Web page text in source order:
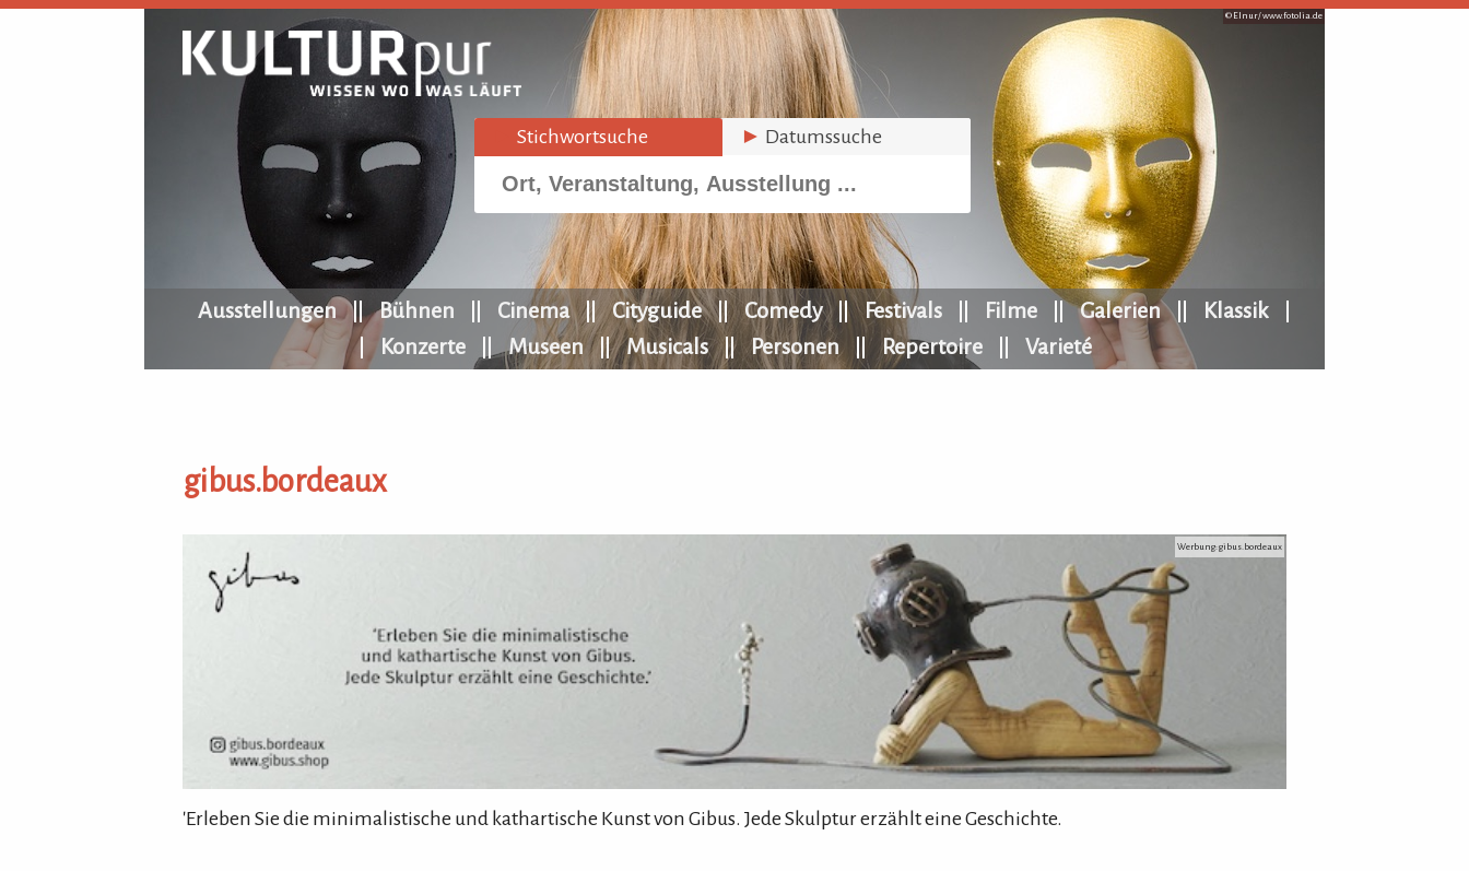
© Elnur /www.fotolia.de
Stichwortsuche ► Datumssuche
KULTURpur Navigation
Ausstellungen Bühnen Cinema Cityguide Comedy Festivals Filme Galerien
Klassik
Konzerte
Museen Musicals Personen Repertoire Varieté
gibus.bordeaux
gibus.bordeaux Werbung: gibus.bordeaux
'Erleben Sie die minimalistische und kathartische Kunst von Gibus. Jede Skulptur erzählt eine Geschichte.